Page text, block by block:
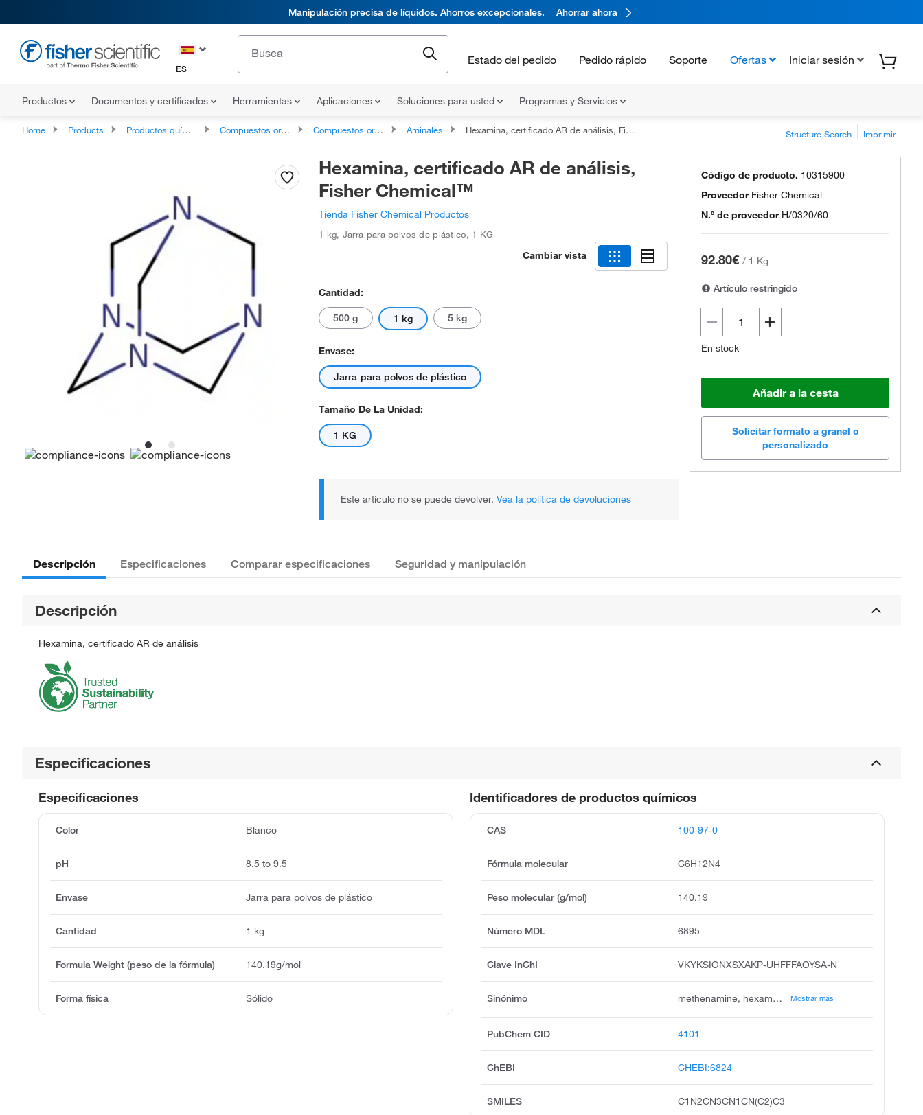
Manipulación precisa de líquidos. Ahorros excepcionales. Ahorrar ahora
ES
Estado del pedido Pedido rápido Soporte Ofertas Iniciar sesión
Productos Documentos y certificados Herramientas Aplicaciones Soluciones para usted Programas y Servicios
Home Products Productos químicos Compuestos orgánicos Compuestos organonitrógenos Aminales Hexamina, certificado AR de análisis, Fisher Chemical™ Structure Search Imprimir
Hexamina, certificado AR de análisis,
Fisher Chemical™
Tienda Fisher Chemical Productos
1 kg, Jarra para polvos de plástico, 1 KG
Cambiar vista
Cantidad:
500 g 1 kg 5 kg
Envase:
Jarra para polvos de plástico
Tamaño De La Unidad:
1 KG
Este artículo no se puede devolver. Vea la política de devoluciones
Código de producto. 10315900
Proveedor Fisher Chemical
N.º de proveedor H/0320/60
92.80€ / 1 Kg
Artículo restringido
En stock
Añadir a la cesta
Solicitar formato a granel o
personalizado
Descripción Especificaciones Comparar especificaciones Seguridad y manipulación
Descripción
Hexamina, certificado AR de análisis
Especificaciones
Identificadores de productos químicos
CAS 100-97-0
Fórmula molecular C6H12N4
Peso molecular (g/mol) 140.19
Número MDL 6895
Clave InChI VKYKSIONXSXAKP-UHFFFAOYSA-N
Sinónimo methenamine, hexamethylenetetramine, hexamine, urotropine, 1,3,5,7-tetraazaadamantane, hexamethylenamine, aminoform, methenamin, urotropin, formamine Mostrar más
PubChem CID 4101
ChEBI CHEBI:6824
SMILES C1N2CN3CN1CN(C2)C3
Especificaciones
Color Blanco
pH 8.5 to 9.5
Envase Jarra para polvos de plástico
Cantidad 1 kg
Formula Weight (peso de la fórmula) 140.19g/mol
Forma física Sólido